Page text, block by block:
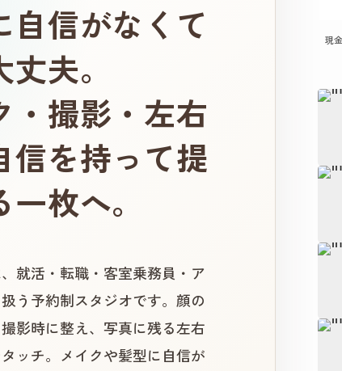
自信がなくて
夫。
・撮影・左右
信を持って提
枚へ。
就活・転職・客室乗務員・ア
う予約制スタジオです。顔の
影時に整え、写真に残る左右
ッチ。メイクや髪型に自信が
現